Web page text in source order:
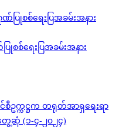
စစ်ရေးပြအခမ်းအနား